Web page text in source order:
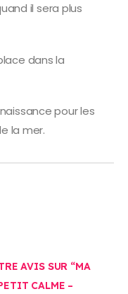
il sera plus
dans la
pour les
la mer.
AVIS SUR “MA
CALME –